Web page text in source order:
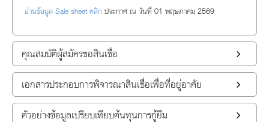
อ่านข้อมูล Sale sheet คลิก ประกาศ ณ วันที่ 01 พฤษภาคม 2569
คุณสมบัติผู้สมัครขอสินเชื่อ
เอกสารประกอบการพิจารณาสินเชื่อเพื่อที่อยู่อาศัย
ตัวอย่างข้อมูลเปรียบเทียบต้นทุนการกู้ยืม